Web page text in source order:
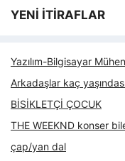
YENİ İTİRAFLAR
Yazılım-Bilgisayar
Arkadaşlar kaç
BİSİKLETÇİ ÇOCUK
THE WEEKND konser
çap/yan dal